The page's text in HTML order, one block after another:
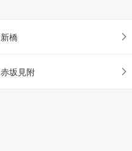
新橋
赤坂見附